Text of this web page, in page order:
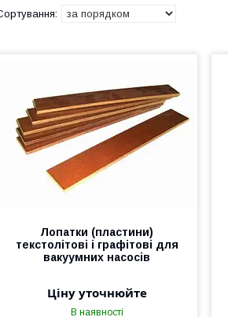
Лопатки (пластини)
текстолітові і графітові для
вакуумних насосів
Ціну уточнюйте
В наявності